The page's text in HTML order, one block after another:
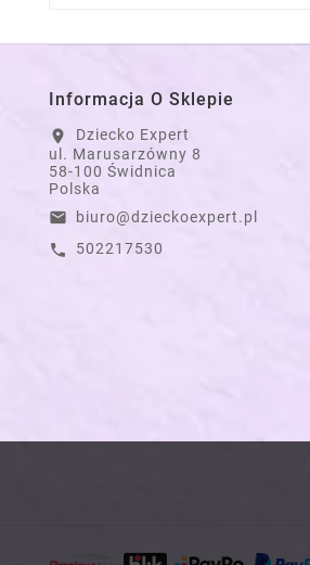
Informacja O Sklepie
location_on
Dziecko Expert
ul. Marusarzówny 8
58-100 Świdnica
Polska
email biuro@dzieckoexpert.pl
call 502217530